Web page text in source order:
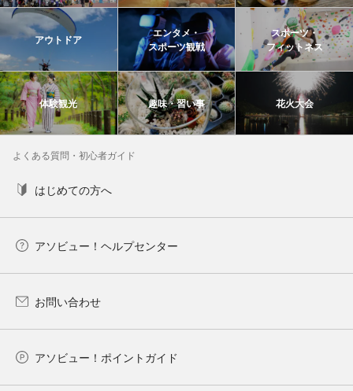
アウトドア
エンタメ・
スポーツ観戦
スポーツ・
フィットネス
体験観光 趣味・習い事 花火大会
よくある質問・初心者ガイド
はじめての方へ
アソビュー！ヘルプセンター
お問い合わせ
アソビュー！ポイントガイド